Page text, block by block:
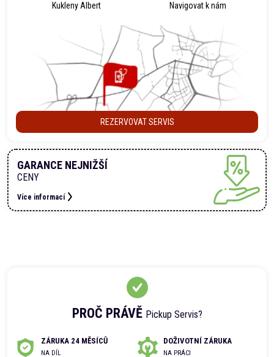
PROČ PRÁVĚ Pickup Servis?
ZÁRUKA 24 MĚSÍCŮ
NA DÍL
DOŽIVOTNÍ ZÁRUKA
NA PRÁCI
Kukleny Albert Navigovat k nám
REZERVOVAT SERVIS
GARANCE NEJNIŽŠÍ
CENY
Více informací